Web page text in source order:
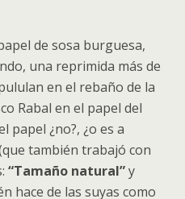
de sosa burguesa,
una reprimida más de
en el rebaño de la
Rabal en el papel del
papel ¿no?, ¿o es a
también trabajó con
“Tamaño natural”y
hace de las suyas como